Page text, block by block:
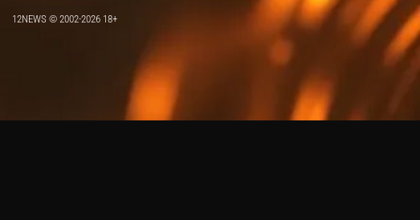
12NEWS © 2002-2026 18+